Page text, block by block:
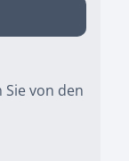
von den